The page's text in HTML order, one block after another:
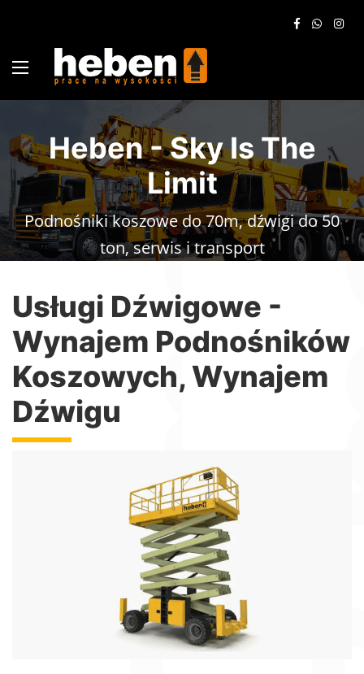
Heben - Sky Is The
Limit
Podnośniki koszowe do 70m, dźwigi do 50
ton, serwis i transport
Usługi Dźwigowe -
Wynajem Podnośników
Koszowych, Wynajem
Dźwigu
Podnośniki Nożycowe
Podnośniki nożycowe elektryczne i spalinowe z
wysięgiem do 18metrów
Więcej informacji